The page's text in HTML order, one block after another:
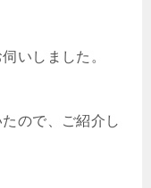
いしました。
ので、ご紹介し